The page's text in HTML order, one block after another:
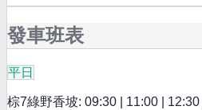
發車班表
平日
棕7綠野香坡: 09:30 | 11:00 | 12:30